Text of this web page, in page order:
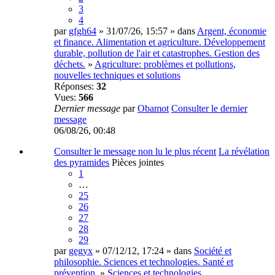
3
4
par gfgh64 » 31/07/26, 15:57 » dans Argent, économie
et finance. Alimentation et agriculture. Développement
durable, pollution de l'air et catastrophes. Gestion des
déchets. » Agriculture: problèmes et pollutions,
nouvelles techniques et solutions
Réponses: 32
Vues: 566
Dernier message parObamot Consulter le dernier
message
06/08/26, 00:48
Consulter le message non lu le plus récent La révélation
des pyramides Pièces jointes
1
…
25
26
27
28
29
par gegyx » 07/12/12, 17:24 » dans Société et
philosophie. Sciences et technologies. Santé et
prévention. » Sciences et technologies